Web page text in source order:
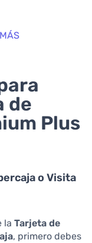
de
Plus
o Visita
la Tarjeta de
, primero debes